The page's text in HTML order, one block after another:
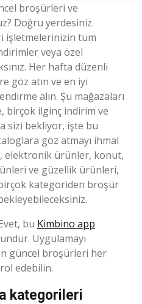
broşürleri ve
Doğru yerdesiniz.
işletmelerinizin tüm
veya özel
Her hafta düzenli
göz atın ve en iyi
alın. Şu mağazaları
birçok ilginç indirim ve
sizi bekliyor, işte bu
göz atmayı ihmal
elektronik ürünler, konut,
ve güzellik ürünleri,
kategoriden broşür
bu Kimbino app
Uygulamayı
güncel broşürleri her
edebilin.
kategorileri